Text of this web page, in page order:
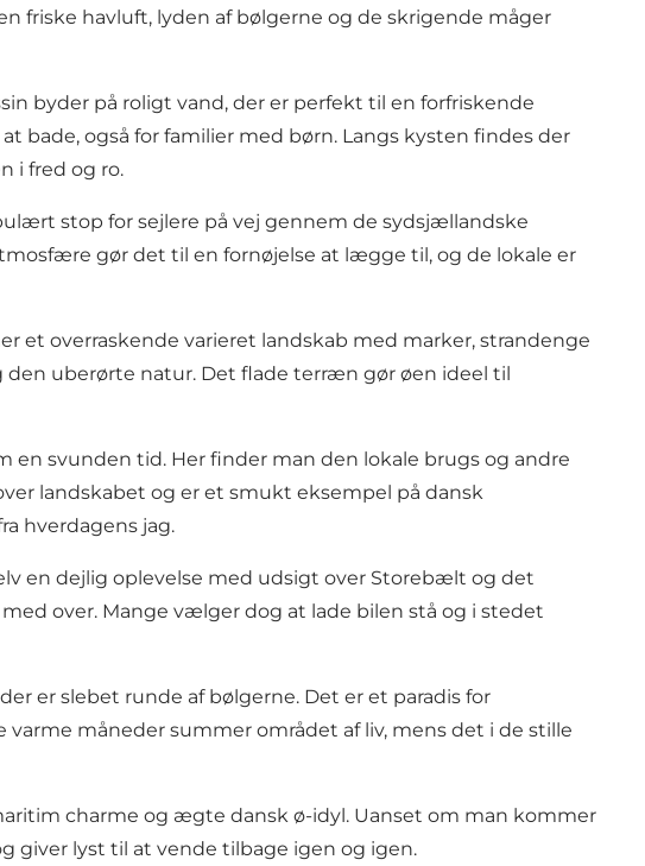
friske havluft, lyden af bølgerne og de skrigende måger
byder på roligt vand, der er perfekt til en forfriskende
også for familier med børn. Langs kysten findes der
i fred og ro.
stop for sejlere på vej gennem de sydsjællandske
gør det til en fornøjelse at lægge til, og de lokale er
et overraskende varieret landskab med marker, strandenge
uberørte natur. Det flade terræn gør øen ideel til
en svunden tid. Her finder man den lokale brugs og andre
landskabet og er et smukt eksempel på dansk
hverdagens jag.
en dejlig oplevelse med udsigt over Storebælt og det
over. Mange vælger dog at lade bilen stå og i stedet
er slebet runde af bølgerne. Det er et paradis for
måneder summer området af liv, mens det i de stille
charme og ægte dansk ø-idyl. Uanset om man kommer
giver lyst til at vende tilbage igen og igen.